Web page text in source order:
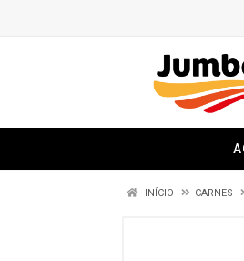
INÍCIO CARNES